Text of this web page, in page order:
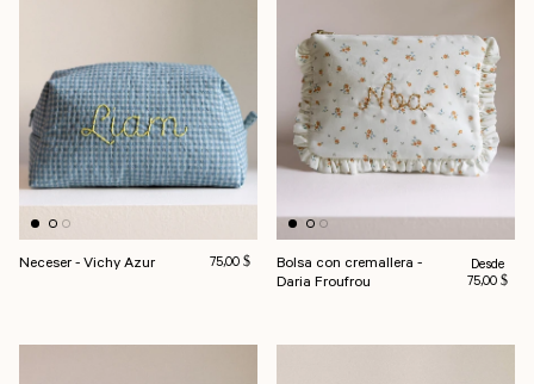
Neceser - Vichy Azur Precio habitual
75,00 $
Bolsa con cremallera -
Daria Froufrou
Precio
Desde
75,00 $